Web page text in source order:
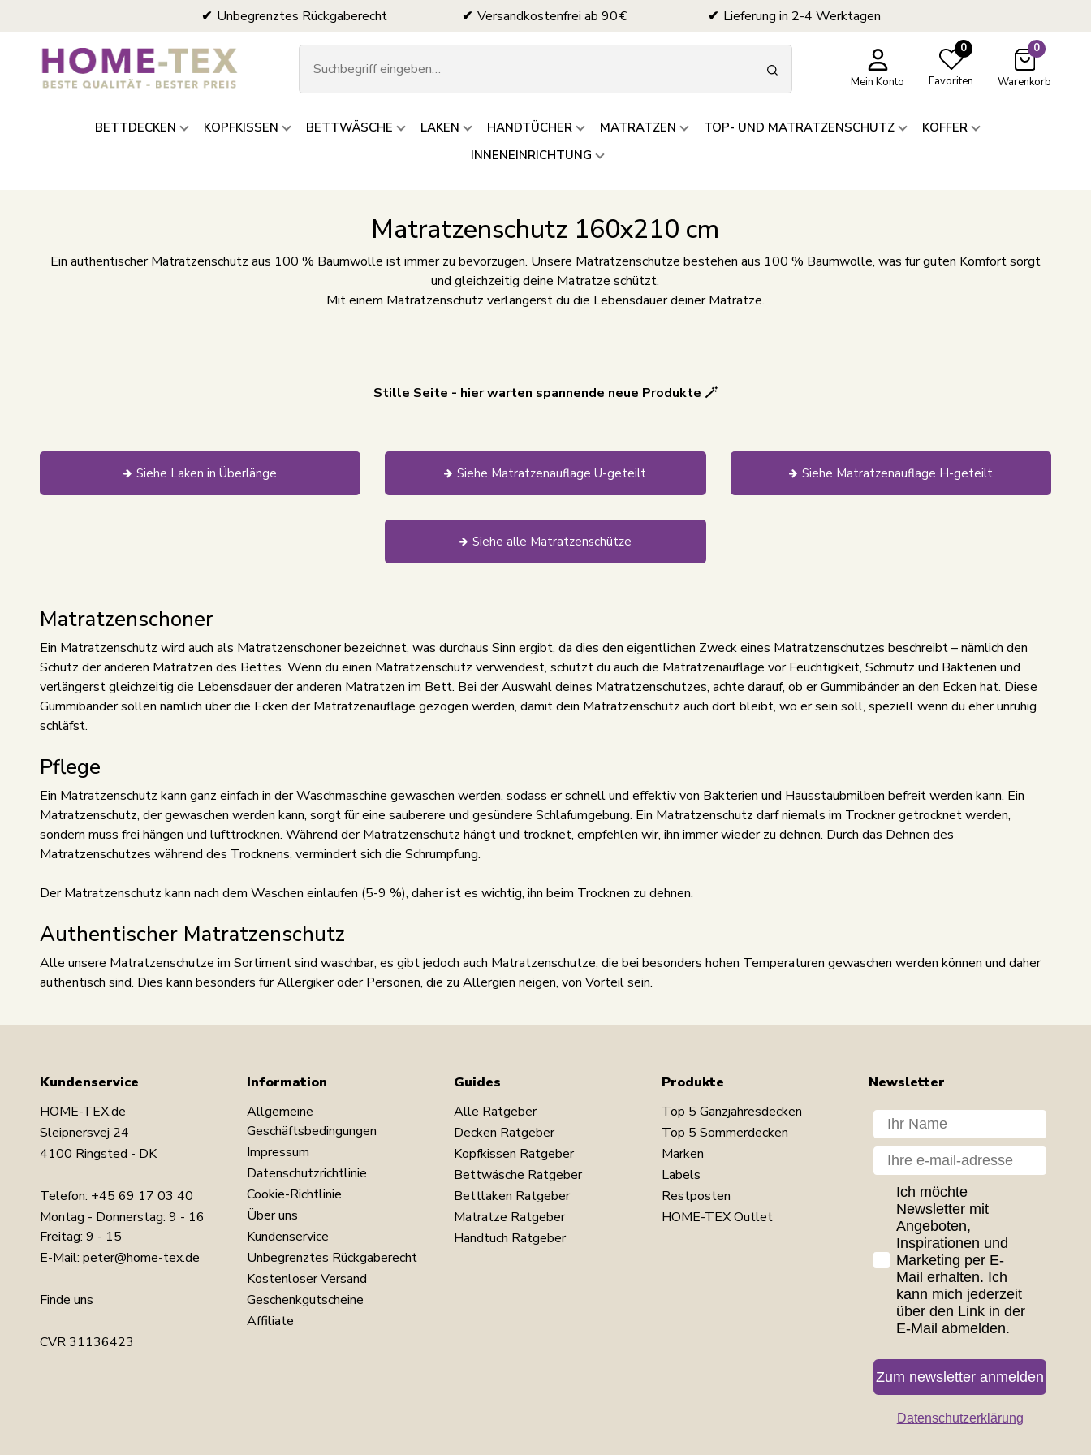
Unbegrenztes Rückgaberecht Versandkostenfrei ab 90 € Lieferung in 2-4 Werktagen
Mein Konto
0
Favoriten
0
Warenkorb
BETTDECKEN KOPFKISSEN BETTWÄSCHE LAKEN HANDTÜCHER MATRATZEN TOP- UND MATRATZENSCHUTZ
KOFFER
INNENEINRICHTUNG
Matratzenschutz 160x210 cm
Ein authentischer Matratzenschutz aus 100 % Baumwolle ist immer zu bevorzugen. Unsere Matratzenschutze bestehen aus 100 % Baumwolle, was für guten Komfort sorgt
und gleichzeitig deine Matratze schützt.
Mit einem Matratzenschutz verlängerst du die Lebensdauer deiner Matratze.
Stille Seite - hier warten spannende neue Produkte 🪄
Siehe Laken in Überlänge Siehe Matratzenauflage U-geteilt Siehe Matratzenauflage H-geteilt
Siehe alle Matratzenschütze
Matratzenschoner
Ein Matratzenschutz wird auch als Matratzenschoner bezeichnet, was durchaus Sinn ergibt, da dies den eigentlichen Zweck eines Matratzenschutzes beschreibt – nämlich den
Schutz der anderen Matratzen des Bettes. Wenn du einen Matratzenschutz verwendest, schützt du auch die Matratzenauflage vor Feuchtigkeit, Schmutz und Bakterien und
verlängerst gleichzeitig die Lebensdauer der anderen Matratzen im Bett. Bei der Auswahl deines Matratzenschutzes, achte darauf, ob er Gummibänder an den Ecken hat. Diese
Gummibänder sollen nämlich über die Ecken der Matratzenauflage gezogen werden, damit dein Matratzenschutz auch dort bleibt, wo er sein soll, speziell wenn du eher unruhig
schläfst.
Pflege
Ein Matratzenschutz kann ganz einfach in der Waschmaschine gewaschen werden, sodass er schnell und effektiv von Bakterien und Hausstaubmilben befreit werden kann. Ein
Matratzenschutz, der gewaschen werden kann, sorgt für eine sauberere und gesündere Schlafumgebung. Ein Matratzenschutz darf niemals im Trockner getrocknet werden,
sondern muss frei hängen und lufttrocknen. Während der Matratzenschutz hängt und trocknet, empfehlen wir, ihn immer wieder zu dehnen. Durch das Dehnen des
Matratzenschutzes während des Trocknens, vermindert sich die Schrumpfung.
Der Matratzenschutz kann nach dem Waschen einlaufen (5-9 %), daher ist es wichtig, ihn beim Trocknen zu dehnen.
Authentischer Matratzenschutz
Alle unsere Matratzenschutze im Sortiment sind waschbar, es gibt jedoch auch Matratzenschutze, die bei besonders hohen Temperaturen gewaschen werden können und daher
authentisch sind. Dies kann besonders für Allergiker oder Personen, die zu Allergien neigen, von Vorteil sein.
Kundenservice
HOME-TEX.de
Sleipnersvej 24
4100 Ringsted - DK
Telefon: +45 69 17 03 40
Montag - Donnerstag: 9 - 16
Freitag: 9 - 15
E-Mail: peter@home-tex.de
Finde uns
CVR 31136423
Information
Allgemeine
Geschäftsbedingungen
Impressum
Datenschutzrichtlinie
Cookie-Richtlinie
Über uns
Kundenservice
Unbegrenztes Rückgaberecht
Kostenloser Versand
Geschenkgutscheine
Affiliate
Guides
Alle Ratgeber
Decken Ratgeber
Kopfkissen Ratgeber
Bettwäsche Ratgeber
Bettlaken Ratgeber
Matratze Ratgeber
Handtuch Ratgeber
Produkte
Top 5 Ganzjahresdecken
Top 5 Sommerdecken
Marken
Labels
Restposten
HOME-TEX Outlet
Newsletter
Dit navn
Din e-mail
GDPR consent
Ich möchte
Newsletter mit
Angeboten,
Inspirationen und
Marketing per E-
Mail erhalten. Ich
kann mich jederzeit
über den Link in der
E-Mail abmelden.
Zum newsletter anmelden
Datenschutzerklärung